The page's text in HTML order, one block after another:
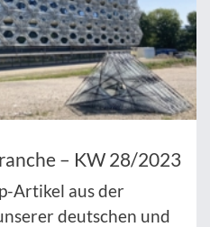
– KW 28/2023
Artikel aus der
deutschen und